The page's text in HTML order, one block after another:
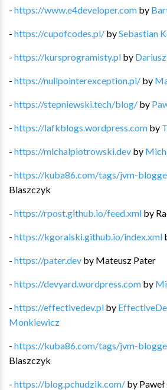
- https://www.e4developer.com by
- https://cupofcodes.pl/ bySebastian
- https://kursprogramisty.pl by
- https://nullpointerexception.pl/ by
- https://stepniewski.tech/blog/ by
- https://lafkblogs.wordpress.com by
- https://michalpiotrowski.dev by
- https://kuba86.com/tags/jvm-
Blaszczyk
- https://rpost.github.io/feed.xml by
- https://kgoralski.github.io/index.xml
- https://pater.dev by Mateusz Pater
- https://devyard.wordpress.com by
- https://effectivedev.pl by
Monkiewicz
- https://kuba86.com/tags/jvm-
Blaszczyk
- https://blog.pchudzik.com/ by